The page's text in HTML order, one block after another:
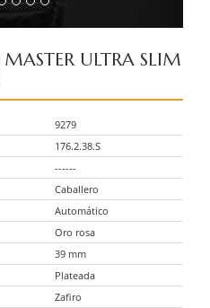
MASTER ULTRA SLIM
9279
176.2.38.S
------
Caballero
Automático
Oro rosa
39 mm
Plateada
Zafiro